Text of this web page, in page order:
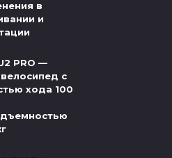
в
и
PRO —
с
хода 100